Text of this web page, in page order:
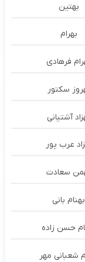
بهتین
بهرام
فرهادی
سکتور
آشتیانی
عرب پور
سعادت
بهنام بانی
حسن زاده
شعبانی مهر